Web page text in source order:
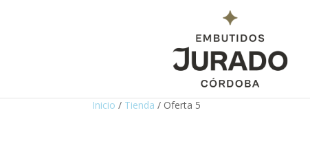
Inicio / Tienda / Oferta 5